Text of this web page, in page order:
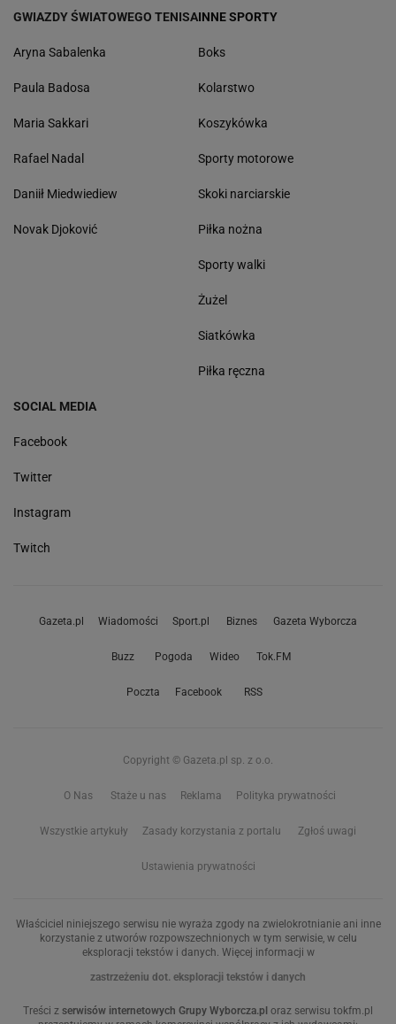
GWIAZDY ŚWIATOWEGO TENISA
Aryna Sabalenka
Paula Badosa
Maria Sakkari
Rafael Nadal
Daniił Miedwiediew
Novak Djoković
INNE SPORTY
Boks
Kolarstwo
Koszykówka
Sporty motorowe
Skoki narciarskie
Piłka nożna
Sporty walki
Żużel
Siatkówka
Piłka ręczna
SOCIAL MEDIA
Facebook
Twitter
Instagram
Twitch
Gazeta.pl Wiadomości Sport.pl Biznes Gazeta Wyborcza
Buzz Pogoda Wideo Tok.FM
Poczta Facebook RSS
Copyright © Gazeta.pl sp. z o.o.
O Nas Staże u nas Reklama Polityka prywatności
Wszystkie artykuły Zasady korzystania z portalu Zgłoś uwagi
Ustawienia prywatności
Właściciel niniejszego serwisu nie wyraża zgody na zwielokrotnianie ani inne
korzystanie z utworów rozpowszechnionych w tym serwisie, w celu
eksploracji tekstów i danych. Więcej informacji w
zastrzeżeniu dot. eksploracji tekstów i danych
Treści z serwisów internetowych Grupy Wyborcza.pl oraz serwisu tokfm.pl